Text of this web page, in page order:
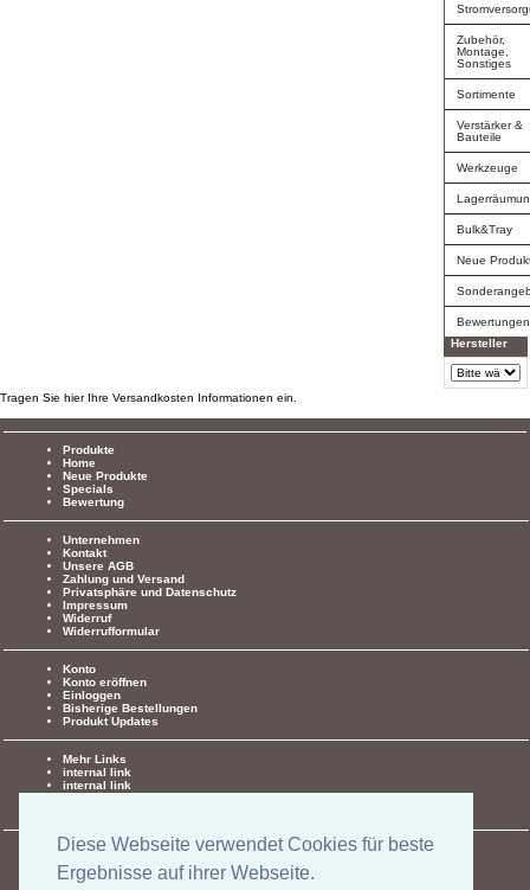
Diese Webseite verwendet Cookies für beste
Ergebnisse auf ihrer Webseite.
Zubehör,
Montage,
Sonstiges
Sortimente
Verstärker &
Bauteile
Werkzeuge
Bulk&Tray
Neue
Bewertungen
Hersteller
Tragen Sie hier Ihre Versandkosten Informationen ein.
Produkte
Home
Neue Produkte
Specials
Bewertung
Unternehmen
Kontakt
Unsere AGB
Zahlung und Versand
Privatsphäre und Datenschutz
Impressum
Widerruf
Widerrufformular
Konto
Konto eröffnen
Einloggen
Bisherige Bestellungen
Produkt Updates
Mehr Links
internal link
internal link
Social
Twitter